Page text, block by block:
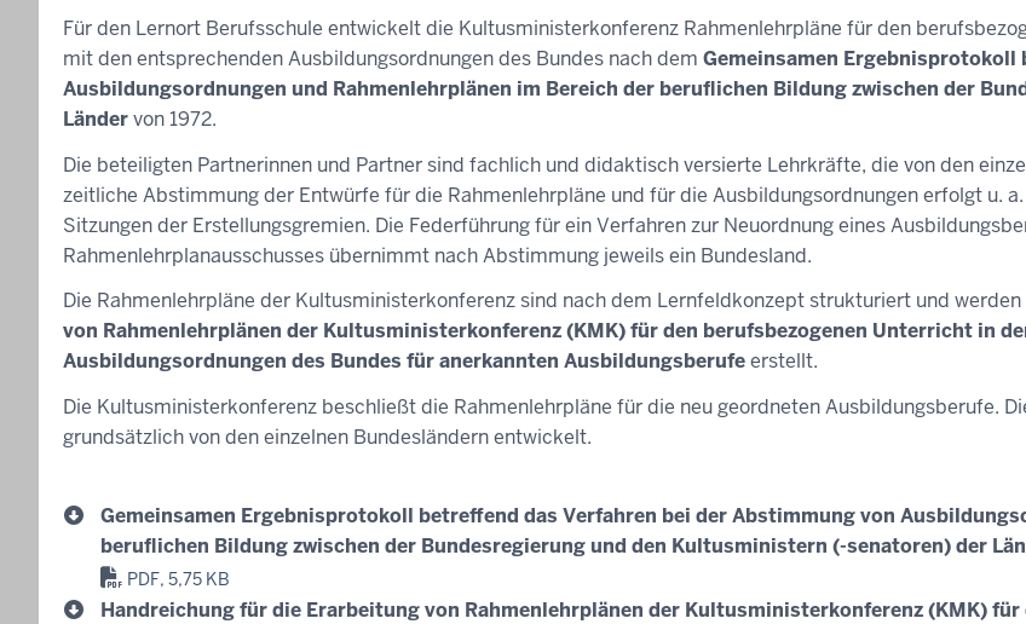
Für den Lernort Berufsschule entwickelt die Kultusministerkonferenz Rahmenlehrpläne für den
mit den entsprechenden Ausbildungsordnungen des Bundes nach dem Gemeinsamen
Ausbildungsordnungen und Rahmenlehrplänen im Bereich der beruflichen Bildung zwischen der
Ländervon 1972.
Die beteiligten Partnerinnen und Partner sind fachlich und didaktisch versierte Lehrkräfte, die von den
zeitliche Abstimmung der Entwürfe für die Rahmenlehrpläne und für die Ausbildungsordnungen erfolgt u.
Sitzungen der Erstellungsgremien. Die Federführung für ein Verfahren zur Neuordnung eines
Rahmenlehrplanausschusses übernimmt nach Abstimmung jeweils ein Bundesland.
Die Rahmenlehrpläne der Kultusministerkonferenz sind nach dem Lernfeldkonzept strukturiert und
von Rahmenlehrplänen der Kultusministerkonferenz (KMK) für den berufsbezogenen Unterricht in
Ausbildungsordnungen des Bundes für anerkannten Ausbildungsberufeerstellt.
Die Kultusministerkonferenz beschließt die Rahmenlehrpläne für die neu geordneten Ausbildungsberufe.
grundsätzlich von den einzelnen Bundesländern entwickelt.
Gemeinsamen Ergebnisprotokoll betreffend das Verfahren bei der Abstimmung von
beruflichen Bildung zwischen der Bundesregierung und den Kultusministern (-senatoren) der
PDF, 5,75 KB
Handreichung für die Erarbeitung von Rahmenlehrplänen der Kultusministerkonferenz (KMK)